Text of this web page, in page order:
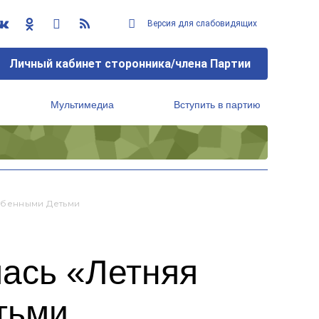
Версия для слабовидящих
Личный кабинет сторонника/члена Партии
Мультимедиа Вступить в партию
Детьми
«Летняя